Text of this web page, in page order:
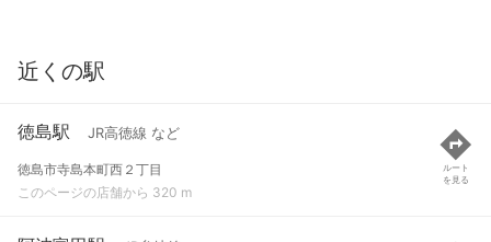
近くの駅
徳島駅 JR高徳線 など
徳島市寺島本町西２丁目
このページの店舗から 320 m
ルート
を見る